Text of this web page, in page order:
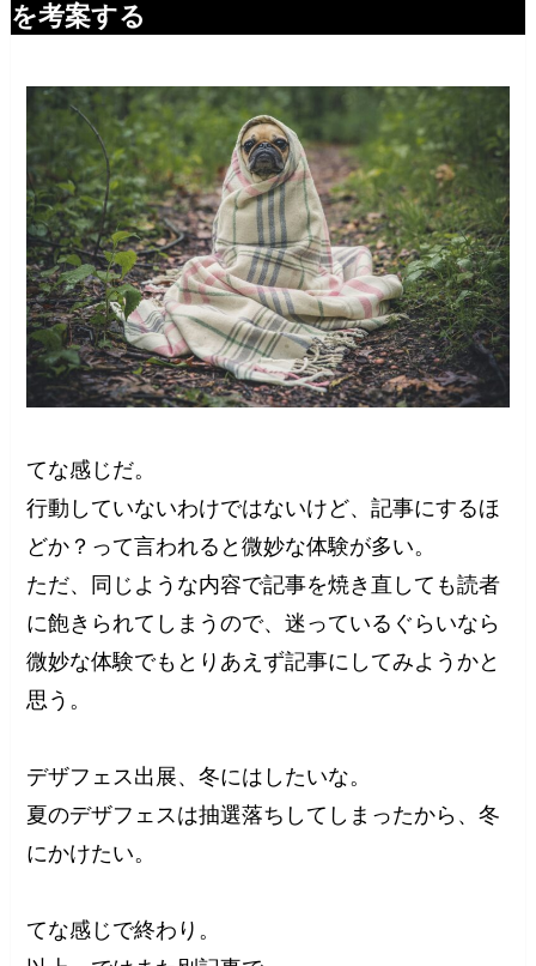
を考案する
てな感じだ。
行動していないわけではないけど、記事にするほ
どか？って言われると微妙な体験が多い。
ただ、同じような内容で記事を焼き直しても読者
に飽きられてしまうので、迷っているぐらいなら
微妙な体験でもとりあえず記事にしてみようかと
思う。
デザフェス出展、冬にはしたいな。
夏のデザフェスは抽選落ちしてしまったから、冬
にかけたい。
てな感じで終わり。